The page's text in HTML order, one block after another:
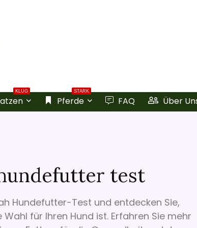
KLUG STARK
Pferde FAQ Über
test
Hundefutter-Test und entdecken Sie,
für Ihren Hund ist. Erfahren Sie mehr